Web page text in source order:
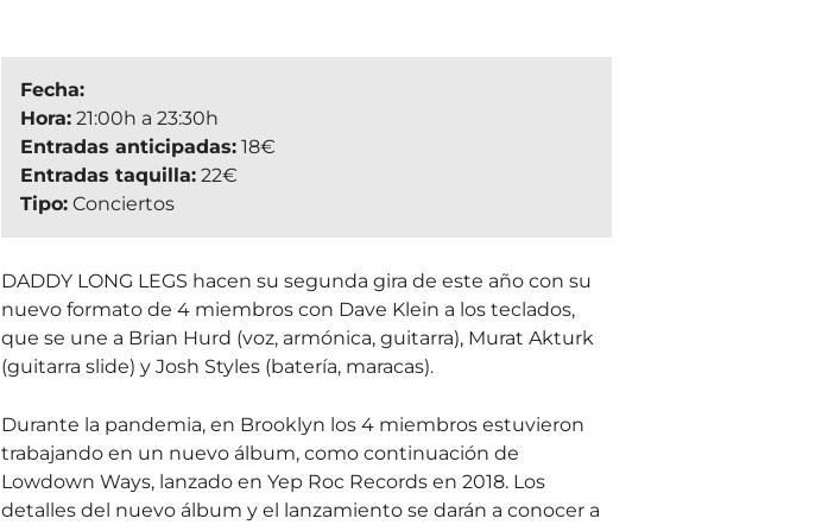
Fecha:
Hora:21:00h a 23:30h
Entradas anticipadas:18€
Entradas taquilla:22€
Tipo:Conciertos
DADDY LONG LEGS hacen su segunda gira de este año con su
nuevo formato de 4 miembros con Dave Klein a los teclados,
que se une a Brian Hurd (voz, armónica, guitarra), Murat Akturk
(guitarra slide) y Josh Styles (batería, maracas).
Durante la pandemia, en Brooklyn los 4 miembros estuvieron
trabajando en un nuevo álbum, como continuación de
Lowdown Ways, lanzado en Yep Roc Records en 2018. Los
detalles del nuevo álbum y el lanzamiento se darán a conocer a